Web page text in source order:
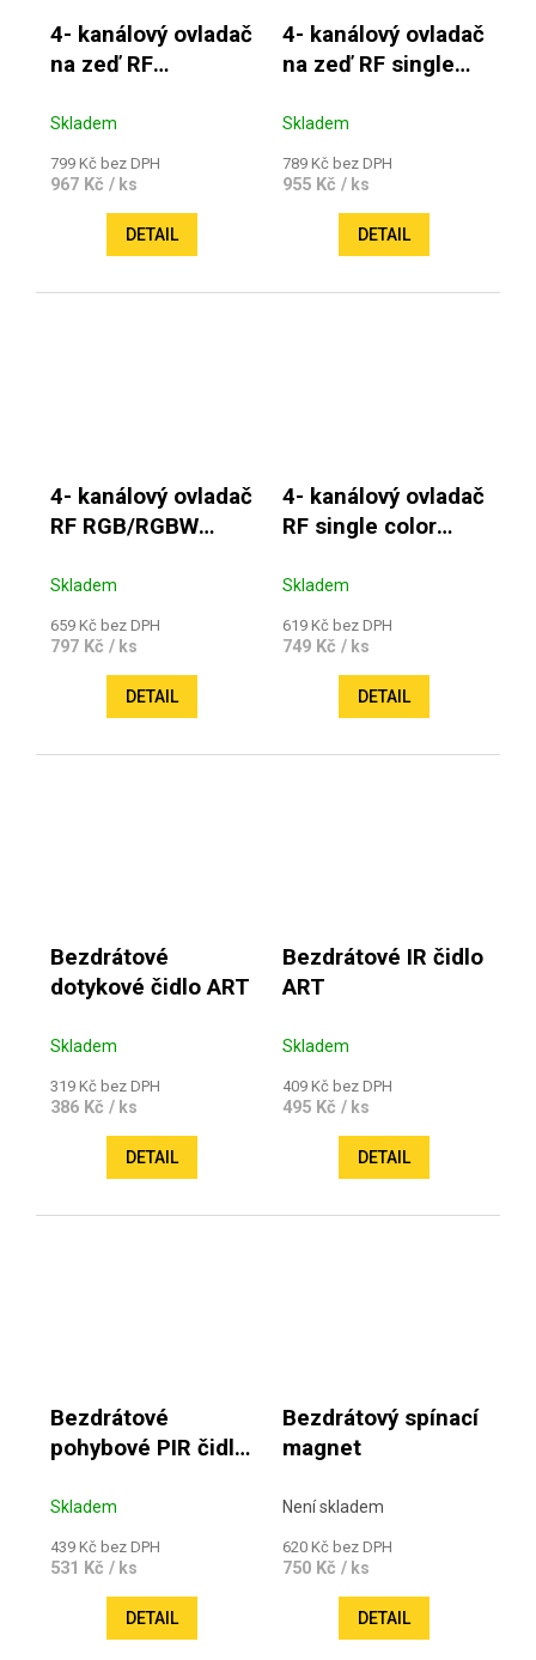
4- kanálový ovladač
na zeď RF
(30m)
Skladem
799 Kč bez DPH
967 Kč / ks
DETAIL
4- kanálový ovladač
na zeď RF single
Skladem
789 Kč bez DPH
955 Kč / ks
DETAIL
4- kanálový ovladač
RF RGB/RGBW
Skladem
659 Kč bez DPH
797 Kč / ks
DETAIL
4- kanálový ovladač
RF single color
Skladem
619 Kč bez DPH
749 Kč / ks
DETAIL
Bezdrátové
dotykové čidlo ART
Skladem
319 Kč bez DPH
386 Kč / ks
DETAIL
Bezdrátové IR čidlo
ART
Skladem
409 Kč bez DPH
495 Kč / ks
DETAIL
Bezdrátové
pohybové PIR čidlo
Skladem
439 Kč bez DPH
531 Kč / ks
DETAIL
Bezdrátový spínací
magnet
Není skladem
620 Kč bez DPH
750 Kč / ks
DETAIL